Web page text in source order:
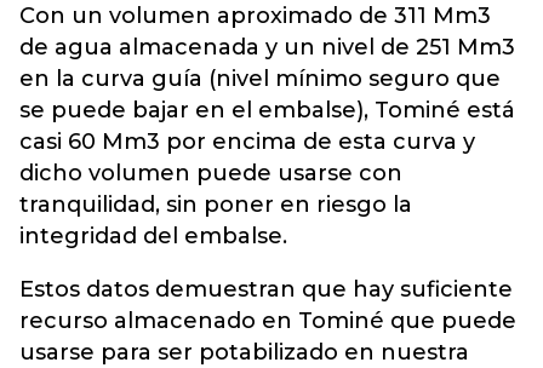
Con un volumen aproximado de 311 Mm3
de agua almacenada y un nivel de 251 Mm3
en la curva guía (nivel mínimo seguro que
se puede bajar en el embalse), Tominé está
casi 60 Mm3 por encima de esta curva y
dicho volumen puede usarse con
tranquilidad, sin poner en riesgo la
integridad del embalse.
Estos datos demuestran que hay suficiente
recurso almacenado en Tominé que puede
usarse para ser potabilizado en nuestra